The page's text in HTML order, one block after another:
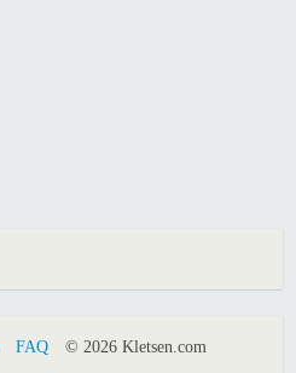
FAQ © 2026 Kletsen.com